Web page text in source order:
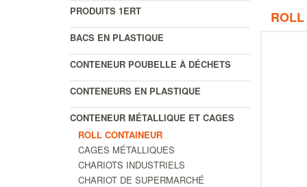
PRODUITS 1ERT
BACS EN PLASTIQUE
CONTENEUR POUBELLE À DÉCHETS
CONTENEURS EN PLASTIQUE
CONTENEUR MÉTALLIQUE ET CAGES
ROLL CONTAINEUR
CAGES MÉTALLIQUES
CHARIOTS INDUSTRIELS
CHARIOT DE SUPERMARCHÉ